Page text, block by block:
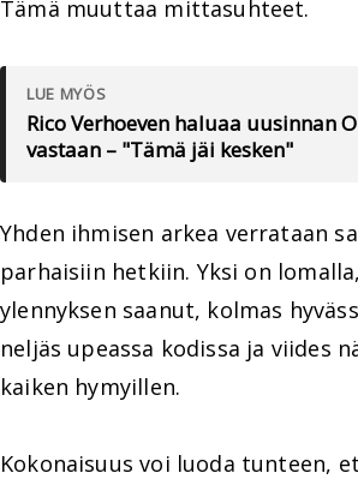
Tämä muuttaa mittasuhteet.
LUE MYÖS
Rico Verhoeven haluaa uusinnan
vastaan – "Tämä jäi kesken"
Yhden ihmisen arkea verrataan
parhaisiin hetkiin. Yksi on
ylennyksen saanut, kolmas
neljäs upeassa kodissa ja viides
kaiken hymyillen.
Kokonaisuus voi luoda tunteen,